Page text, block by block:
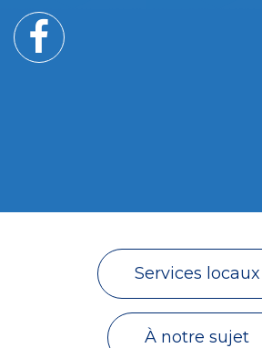
Services locaux
À notre sujet